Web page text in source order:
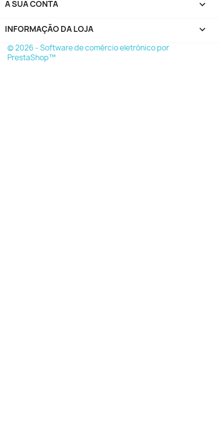
A SUA CONTA 
INFORMAÇÃO DA LOJA keyboard_arrow_down
© 2026 - Software de comércio eletrónico por
PrestaShop™